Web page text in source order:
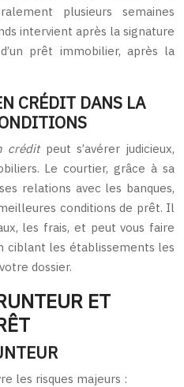
plusieurs semaines
intervient après la signature
prêt immobilier, après la
CRÉDIT DANS LA
crédit peut s’avérer judicieux,
Le courtier, grâce à sa
relations avec les banques,
conditions de prêt. Il
les frais, et peut vous faire
ciblant les établissements les
dossier.
ET
les risques majeurs :